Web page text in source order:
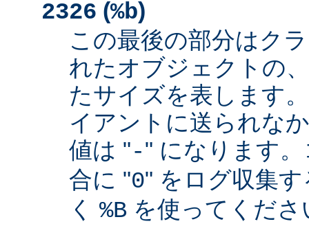
2326 (%b)
この最後の部分はク
れたオブジェクトの
たサイズを表します
イアントに送られな
値は "-" になります
合に "0" をログ収集
く %B を使ってくださ